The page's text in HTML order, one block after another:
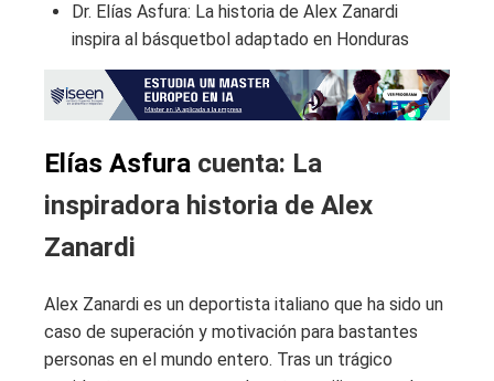
Dr. Elías Asfura: La historia de Alex Zanardi
inspira al básquetbol adaptado en Honduras
Elías Asfura cuenta: La
inspiradora historia de Alex
Zanardi
Alex Zanardi es un deportista italiano que ha sido un
caso de superación y motivación para bastantes
personas en el mundo entero. Tras un trágico